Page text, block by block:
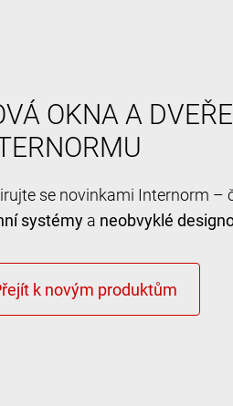
OKNA A
se novinkami Internorm –
systémya neobvyklé